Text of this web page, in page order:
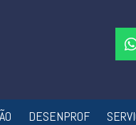
DESENPROF